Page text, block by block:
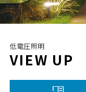
低電圧照明
VIEW UP